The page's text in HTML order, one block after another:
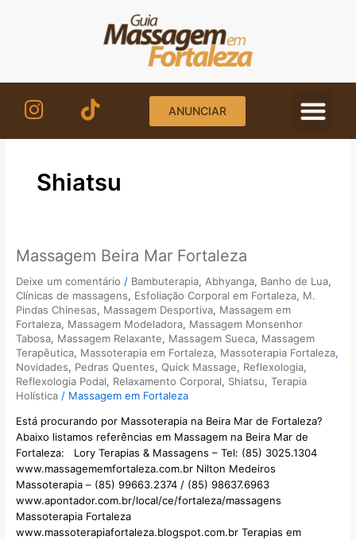
ANUNCIAR
Shiatsu
Massagem Beira Mar Fortaleza
Deixe um comentário / Bambuterapia, Abhyanga, Banho de Lua,
Clínicas de massagens, Esfoliação Corporal em Fortaleza, M.
Pindas Chinesas, Massagem Desportiva, Massagem em
Fortaleza, Massagem Modeladora, Massagem Monsenhor
Tabosa, Massagem Relaxante, Massagem Sueca, Massagem
Terapêutica, Massoterapia em Fortaleza, Massoterapia Fortaleza,
Novidades, Pedras Quentes,Quick Massage, Reflexologia,
Reflexologia Podal, Relaxamento Corporal, Shiatsu,Terapia
Holística / Massagem em Fortaleza
Está procurando por Massoterapia na Beira Mar de Fortaleza?
Abaixo listamos referências em Massagem na Beira Mar de
Fortaleza: Lory Terapias & Massagens – Tel: (85) 3025.1304
www.massagememfortaleza.com.br Nilton Medeiros
Massoterapia – (85) 99663.2374 / (85) 98637.6963
www.apontador.com.br/local/ce/fortaleza/massagens
Massoterapia Fortaleza
www.massoterapiafortaleza.blogspot.com.br Terapias em
Massagem
Mar
Fortaleza